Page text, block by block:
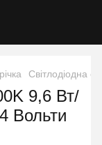
Світлодіодна
9,6 Вт/
Вольти